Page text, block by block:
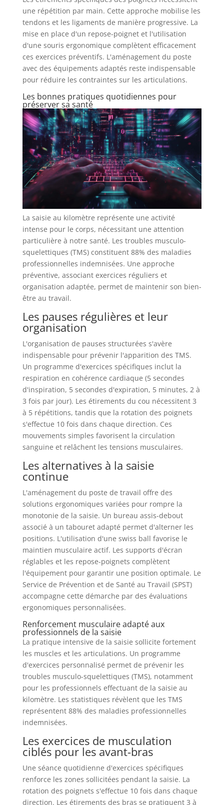
une répétition par main. Cette approche mobilise les
tendons et les ligaments de manière progressive. La
mise en place d'un repose-poignet et l'utilisation
d'une souris ergonomique complètent efficacement
ces exercices préventifs. L'aménagement du poste
avec des équipements adaptés reste indispensable
pour réduire les contraintes sur les articulations.
Les bonnes pratiques quotidiennes pour
préserver sa santé
La saisie au kilomètre représente une activité
intense pour le corps, nécessitant une attention
particulière à notre santé. Les troubles musculo-
squelettiques (TMS) constituent 88% des maladies
professionnelles indemnisées. Une approche
préventive, associant exercices réguliers et
organisation adaptée, permet de maintenir son bien-
être au travail.
Les pauses régulières et leur
organisation
L'organisation de pauses structurées s'avère
indispensable pour prévenir l'apparition des TMS.
Un programme d'exercices spécifiques inclut la
respiration en cohérence cardiaque (5 secondes
d'inspiration, 5 secondes d'expiration, 5 minutes, 2 à
3 fois par jour). Les étirements du cou nécessitent 3
à 5 répétitions, tandis que la rotation des poignets
s'effectue 10 fois dans chaque direction. Ces
mouvements simples favorisent la circulation
sanguine et relâchent les tensions musculaires.
Les alternatives à la saisie
continue
L'aménagement du poste de travail offre des
solutions ergonomiques variées pour rompre la
monotonie de la saisie. Un bureau assis-debout
associé à un tabouret adapté permet d'alterner les
positions. L'utilisation d'une swiss ball favorise le
maintien musculaire actif. Les supports d'écran
réglables et les repose-poignets complètent
l'équipement pour garantir une position optimale. Le
Service de Prévention et de Santé au Travail (SPST)
accompagne cette démarche par des évaluations
ergonomiques personnalisées.
Renforcement musculaire adapté aux
professionnels de la saisie
La pratique intensive de la saisie sollicite fortement
les muscles et les articulations. Un programme
d'exercices personnalisé permet de prévenir les
troubles musculo-squelettiques (TMS), notamment
pour les professionnels effectuant de la saisie au
kilomètre. Les statistiques révèlent que les TMS
représentent 88% des maladies professionnelles
indemnisées.
Les exercices de musculation
ciblés pour les avant-bras
Une séance quotidienne d'exercices spécifiques
renforce les zones sollicitées pendant la saisie. La
rotation des poignets s'effectue 10 fois dans chaque
direction. Les étirements des bras se pratiquent 3 à